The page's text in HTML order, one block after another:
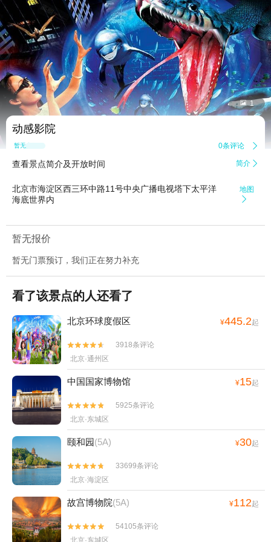
 1
动感影院
暂无点评 0条评论 
查看景点简介及开放时间 简介 
北京市海淀区西三环中路11号中央广播电视塔下太平洋
海底世界内
地图

暂无报价
暂无门票预订，我们正在努力补充
看了该景点的人还看了
北京环球度假区 ¥445.2起


3918条评论
北京·通州区
中国国家博物馆 ¥15起


5925条评论
北京·东城区
颐和园(5A) ¥30起


33699条评论
北京·海淀区
故宫博物院(5A) ¥112起


54105条评论
